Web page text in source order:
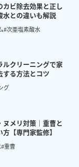
ビ除去効果と正し
水との違いも解説
#次亜塩素酸水
ルクリーニングで家
する方法とコツ
グ
メリ対策｜重曹と
【専門家監修】
#重曹